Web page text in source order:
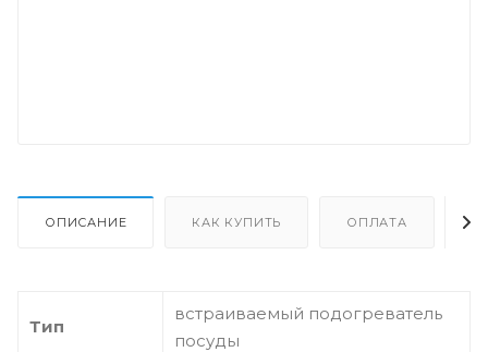
ОПИСАНИЕ КАК КУПИТЬ ОПЛАТА
Тип
встраиваемый подогреватель
посуды